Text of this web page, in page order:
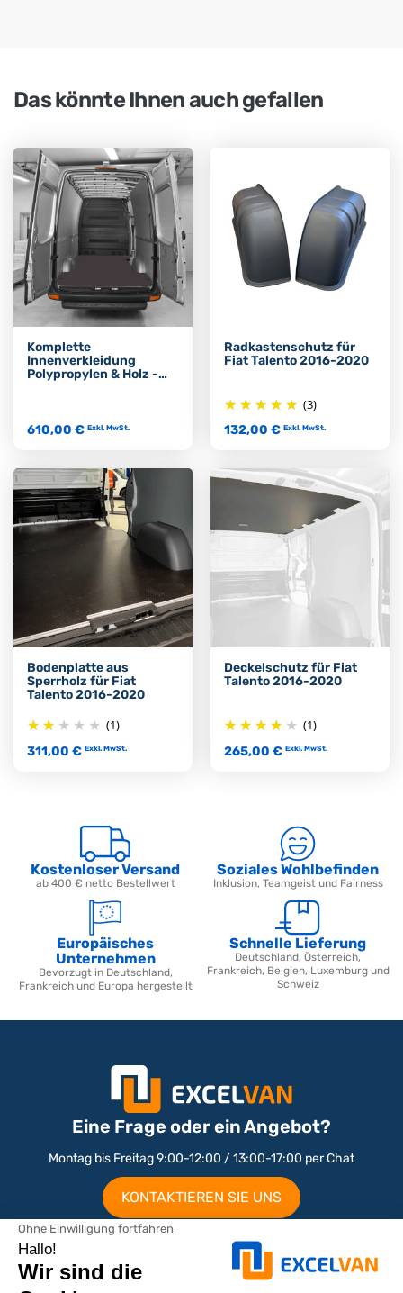
Das könnte Ihnen auch gefallen
Komplette
Innenverkleidung
Polypropylen & Holz -
610,00 € Exkl. MwSt.
Radkastenschutz für
Fiat Talento 2016-2020
(3)
132,00 € Exkl. MwSt.
Bodenplatte aus
Sperrholz für Fiat
Talento 2016-2020
(1)
311,00 € Exkl. MwSt.
Deckelschutz für Fiat
Talento 2016-2020
(1)
265,00 € Exkl. MwSt.
Kostenloser Versand
ab 400 € netto Bestellwert
Soziales Wohlbefinden
Inklusion, Teamgeist und Fairness
Europäisches
Unternehmen
Bevorzugt in Deutschland,
Frankreich und Europa hergestellt
Schnelle Lieferung
Deutschland, Österreich,
Frankreich, Belgien, Luxemburg und
Schweiz
Eine Frage oder ein Angebot?
Montag bis Freitag 9:00-12:00 / 13:00-17:00 per Chat
KONTAKTIEREN SIE UNS